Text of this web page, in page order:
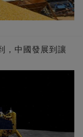
，中國發展到讓